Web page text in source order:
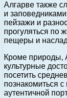
Алгарве также
и
пейзажи и
прогуляться по
пещеры и
Кроме природы,
культурные
посетить
познакомиться
аутентичной